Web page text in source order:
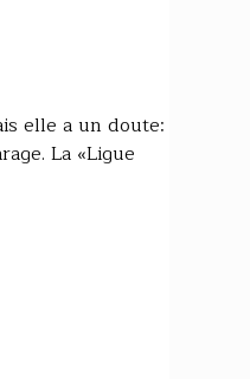
elle a un doute:
La «Ligue